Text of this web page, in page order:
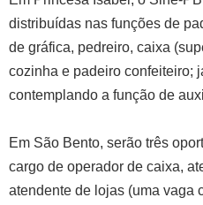
distribuídas nas funções de
de gráfica, pedreiro, caixa
cozinha e padeiro confeiteiro;
contemplando a função de
Em São Bento, serão três
cargo de operador de caixa,
atendente de lojas (uma vaga